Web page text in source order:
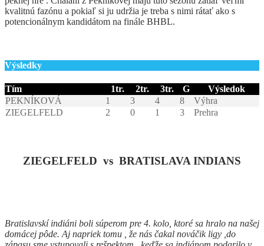
kvalitnú fazónu a pokiaľ si ju udržia je treba s nimi rátať ako s
potencionálnym kandidátom na finále BHBL.
Výsledky
Tím 1tr. 2tr. 3tr. G
Výsledok
PEKNÍKOVÁ
1 3 4 8
Výhra
ZIEGELFELD
2 0 1 3 Prehra
ZIEGELFELD vs BRATISLAVA INDIANS
Bratislavskí indiáni boli súperom pre 4. kolo, ktoré sa hralo na našej
domácej pôde. Aj napriek tomu , že nás čakal nováčik ligy ,do